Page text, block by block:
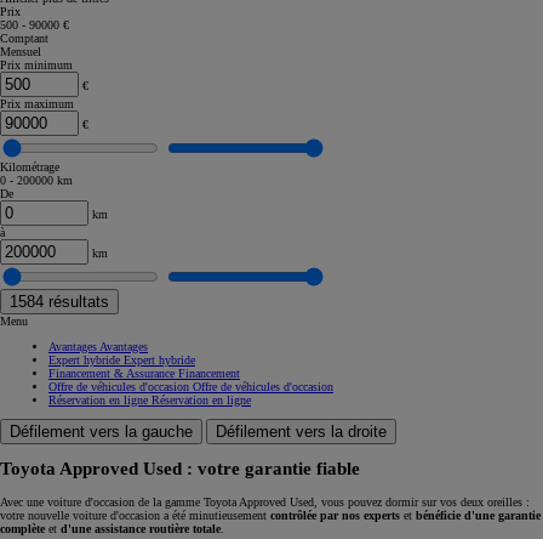
Prix
500 - 90000 €
Comptant
Mensuel
Prix minimum
€
Prix maximum
€
Kilométrage
0 - 200000 km
De
km
à
km
1584 résultats
Menu
Avantages Avantages
Expert hybride Expert hybride
Financement & Assurance Financement
Offre de véhicules d'occasion Offre de véhicules d'occasion
Réservation en ligne Réservation en ligne
Défilement vers la gauche Défilement vers la droite
Toyota Approved Used : votre garantie fiable
Avec une voiture d'occasion de la gamme Toyota Approved Used, vous pouvez dormir sur vos deux oreilles :
votre nouvelle voiture d'occasion a été minutieusement contrôlée par nos experts et bénéficie d'une garantie
complète et d'une assistance routière totale